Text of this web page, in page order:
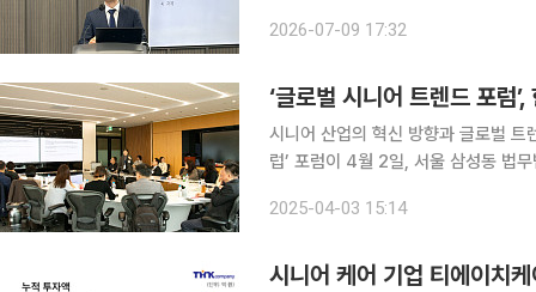
세미나를 열고 보험산업의 생산적 금
2026-07-09 17:32
‘글로벌 시니어 트렌드 포럼
시니어 산업의 혁신 방향과 글로벌 트
럽’ 포럼이 4월 2일, 서울 삼성동 법
방향에 대해 심도 있는 논의를 펼쳤다
2025-04-03 15:14
시니어 케어 기업 티에이치